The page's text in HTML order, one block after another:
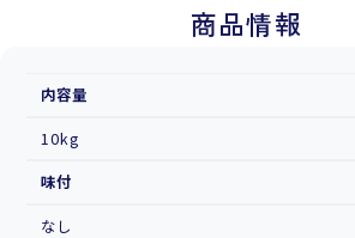
商品情報
内容量
10kg
味付
なし